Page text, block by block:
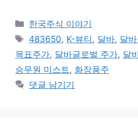
카
테
리
한국주식 이야기
태
그
483650, K-뷰티 , 달바, 달
목표주가, 달바글로벌 주가, 달
승무원 미스트 , 화장품주
댓글 남기기